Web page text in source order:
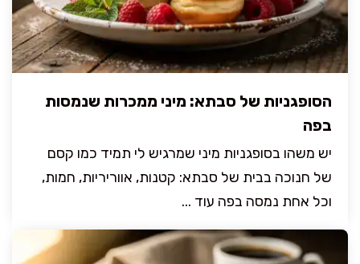
הסופגניות של סבתא: מיני ממכרות שנמסות
בפה
יש משהו בסופגניות מיני שמרגיש לי תמיד כמו קסם
של חנוכה בבית של סבתא: קטנות, אווריריות, חמות,
וכל אחת נמסה בפה עוד ...